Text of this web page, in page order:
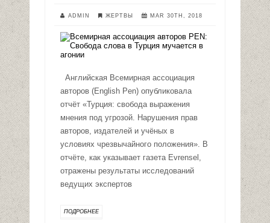
ADMIN ЖЕРТВЫ MAR 30TH, 2018
Английская Всемирная ассоциация
авторов (English Pen) опубликовала
отчёт «Турция: свобода выражения
мнения под угрозой. Нарушения прав
авторов, издателей и учёных в
условиях чрезвычайного положения». В
отчёте, как указывает газета Evrensel,
отражены результаты исследований
ведущих экспертов
ПОДРОБНЕЕ